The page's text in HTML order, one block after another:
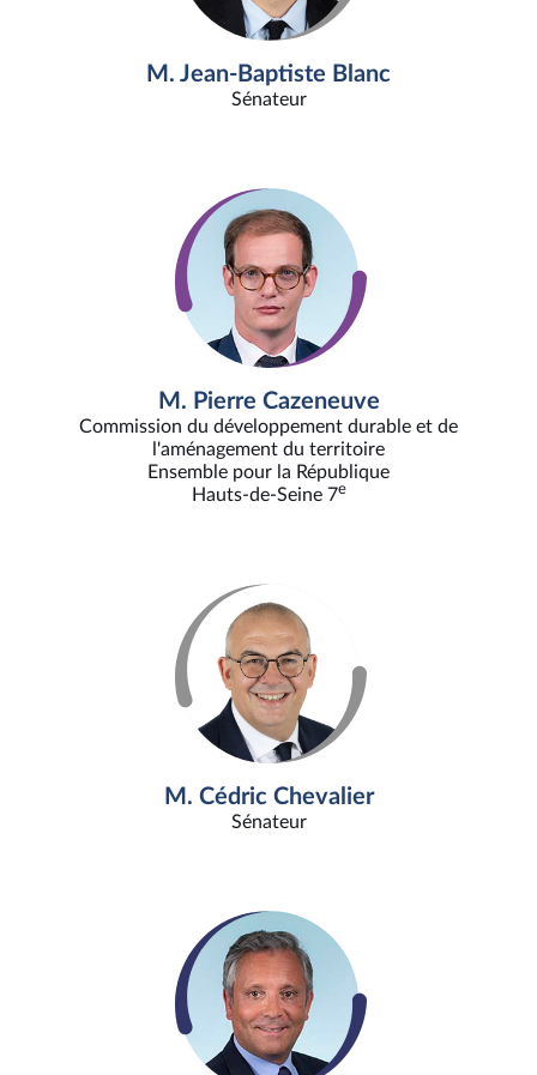
M. Jean-Baptiste Blanc
Sénateur
M. Pierre Cazeneuve
Commission du développement durable et de
l'aménagement du territoire
Ensemble pour la République
Hauts-de-Seine 7e
M. Cédric Chevalier
Sénateur